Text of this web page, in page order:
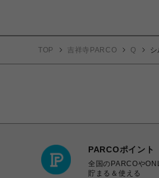
TOP 吉祥寺PARCO Q
PARCOポイント
全国のPARCOや
貯まる＆使える